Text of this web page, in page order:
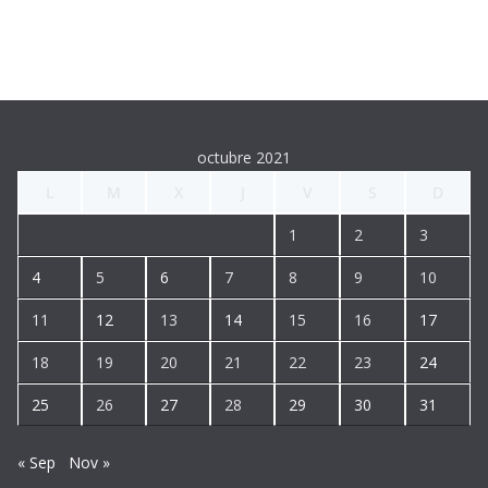
o
octubre 2021
1 2 3
4 5 6 7 8 9 10
11 12 13 14 15 16 17
18 19 20 21 22 23 24
25 26 27 28 29 30 31
« Sep Nov »